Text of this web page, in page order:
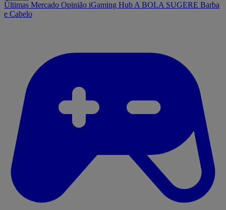
Últimas Mercado Opinião iGaming Hub A BOLA SUGERE Barba
e Cabelo